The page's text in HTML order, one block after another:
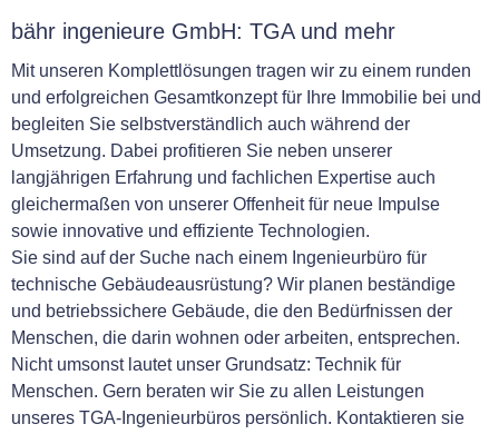
bähr ingenieure GmbH: TGA und mehr
Mit unseren Komplettlösungen tragen wir zu einem runden
und erfolgreichen Gesamtkonzept für Ihre Immobilie bei und
begleiten Sie selbstverständlich auch während der
Umsetzung. Dabei profitieren Sie neben unserer
langjährigen Erfahrung und fachlichen Expertise auch
gleichermaßen von unserer Offenheit für neue Impulse
sowie innovative und effiziente Technologien.
Sie sind auf der Suche nach einem Ingenieurbüro für
technische Gebäudeausrüstung? Wir planen beständige
und betriebssichere Gebäude, die den Bedürfnissen der
Menschen, die darin wohnen oder arbeiten, entsprechen.
Nicht umsonst lautet unser Grundsatz: Technik für
Menschen. Gern beraten wir Sie zu allen Leistungen
unseres TGA-Ingenieurbüros persönlich. Kontaktieren sie